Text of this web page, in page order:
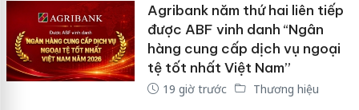
Agribank năm thứ hai liên tiếp
được ABF vinh danh “Ngân
hàng cung cấp dịch vụ ngoại
tệ tốt nhất Việt Nam”
19 giờ trước Thương hiệu